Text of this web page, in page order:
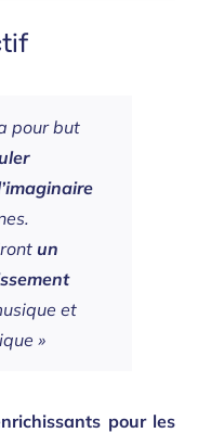
pour but
un
et
»
pour les